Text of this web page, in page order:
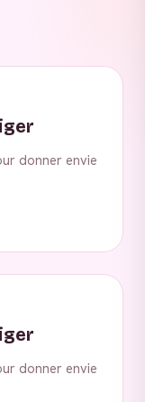
donner envie
donner envie